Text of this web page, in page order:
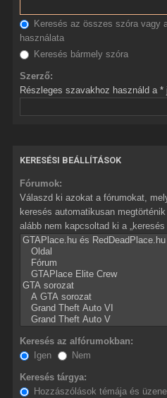
Keresés az összes szóra vagy
használata
Keresés bármely szóra
Szerző:
Részleges szavakhoz használd a *
KERESÉSI BEÁLLÍTÁSOK
Fórumok:
Válaszd ki azokat a fórumokat,
keresés automatikusan
alább nem kapcsoltad ki a
Keresés az alfórumokban:
Igen
Nem
Keresés tárgya:
Hozzászólások témája és